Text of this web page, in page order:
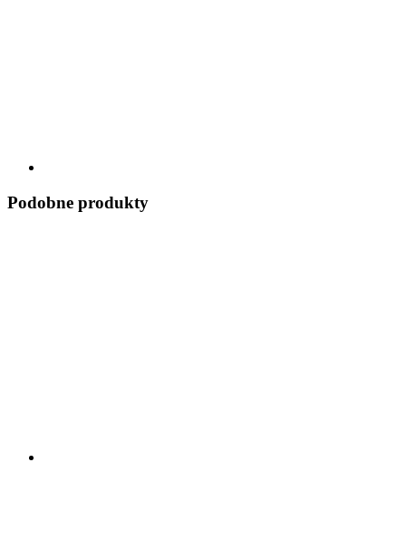
Podobne produkty